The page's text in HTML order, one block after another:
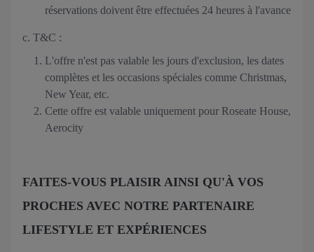
réservations doivent être effectuées 24 heures à l'avance
c. T&C :
L'offre n'est pas valable les jours d'exclusion, les dates
complètes et les occasions spéciales comme Christmas,
New Year, etc.
Cette offre est valable uniquement pour Roseate House,
Aerocity
FAITES-VOUS PLAISIR AINSI QU'À VOS
PROCHES AVEC NOTRE PARTENAIRE
LIFESTYLE ET EXPÉRIENCES